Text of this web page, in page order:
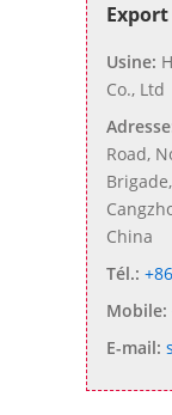
Usine:
Co., Ltd
Road,
China
Tél.:
Mobile:
E-mail: